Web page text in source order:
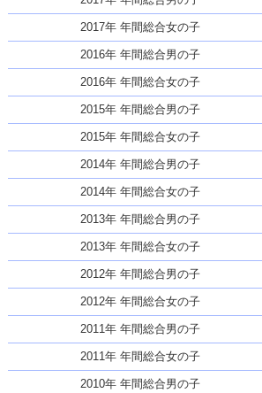
2017年 年間総合女の子
2016年 年間総合男の子
2016年 年間総合女の子
2015年 年間総合男の子
2015年 年間総合女の子
2014年 年間総合男の子
2014年 年間総合女の子
2013年 年間総合男の子
2013年 年間総合女の子
2012年 年間総合男の子
2012年 年間総合女の子
2011年 年間総合男の子
2011年 年間総合女の子
2010年 年間総合男の子